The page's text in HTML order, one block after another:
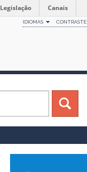
Legislação Canais
IDIOMAS CONTRASTE